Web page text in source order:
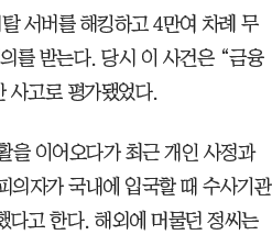
서버를 해킹하고 4만여 차례 무
를 받는다. 당시 이 사건은 “금융
사고로 평가됐었다.
을 이어오다가 최근 개인 사정과
의자가 국내에 입국할 때 수사기관
다고 한다. 해외에 머물던 정씨는